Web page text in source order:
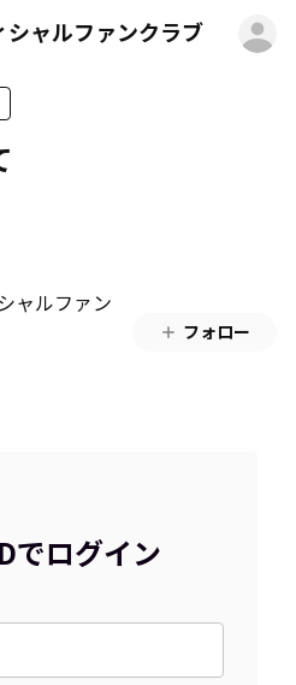
シャルファンクラブ
ャルファン
フォロー
でログイン